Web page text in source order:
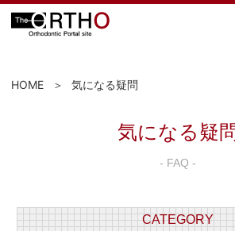
HOME 気になる疑問
気になる疑
- FAQ -
CATEGORY